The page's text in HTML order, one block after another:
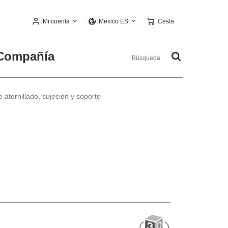
Mi cuenta Mexico ES Cesta
atornillado, sujeción y soporte